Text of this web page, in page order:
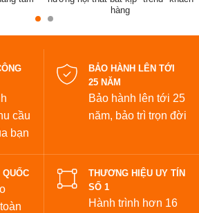
hàng
cầu
bạn
BẢO HÀNH LÊN TỚI
25 NĂM
Bảo hành lên tới 25
năm, bảo trì trọn đời
THƯƠNG HIỆU UY TÍN
SỐ 1
Hành trình hơn 16